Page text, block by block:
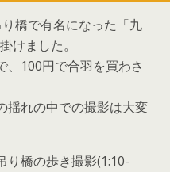
橋で有名になった「九
けました。
、100円で合羽を買わさ
揺れの中での撮影は大変
り橋の歩き撮影(1:10-